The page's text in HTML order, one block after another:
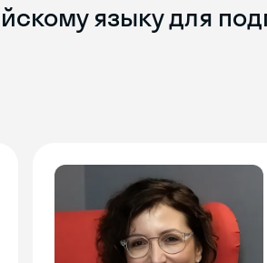
языку для